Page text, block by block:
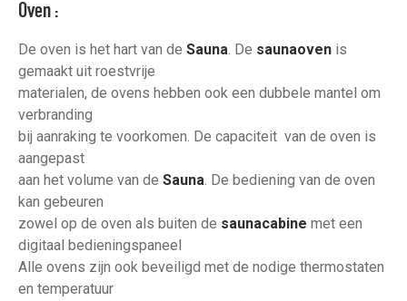
Oven :
De oven is het hart van de Sauna. De saunaoven is
gemaakt uit roestvrije
materialen, de ovens hebben ook een dubbele mantel om
verbranding
bij aanraking te voorkomen. De capaciteit van de oven is
aangepast
aan het volume van de Sauna. De bediening van de oven
kan gebeuren
zowel op de oven als buiten de saunacabine met een
digitaal bedieningspaneel
Alle ovens zijn ook beveiligd met de nodige thermostaten
en temperatuur